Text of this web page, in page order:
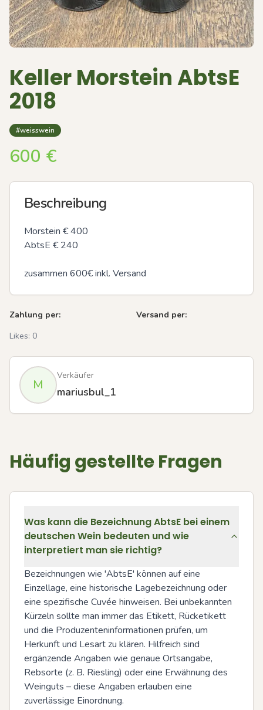
Keller Morstein AbtsE
2018
#weisswein
600 €
Beschreibung
Morstein € 400
AbtsE € 240
zusammen 600€ inkl. Versand
Zahlung per:
Versand per:
Likes: 0
M
Verkäufer
mariusbul_1
Häufig gestellte Fragen
Was kann die Bezeichnung AbtsE bei einem
deutschen Wein bedeuten und wie
interpretiert man sie richtig?
Bezeichnungen wie 'AbtsE' können auf eine
Einzellage, eine historische Lagebezeichnung oder
eine spezifische Cuvée hinweisen. Bei unbekannten
Kürzeln sollte man immer das Etikett, Rücketikett
und die Produzenteninformationen prüfen, um
Herkunft und Lesart zu klären. Hilfreich sind
ergänzende Angaben wie genaue Ortsangabe,
Rebsorte (z. B. Riesling) oder eine Erwähnung des
Weinguts – diese Angaben erlauben eine
zuverlässige Einordnung.